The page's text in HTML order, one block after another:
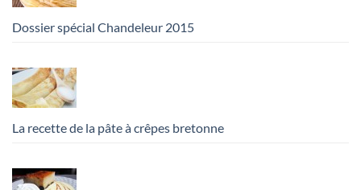
Dossier spécial Chandeleur 2015
La recette de la pâte à crêpes bretonne